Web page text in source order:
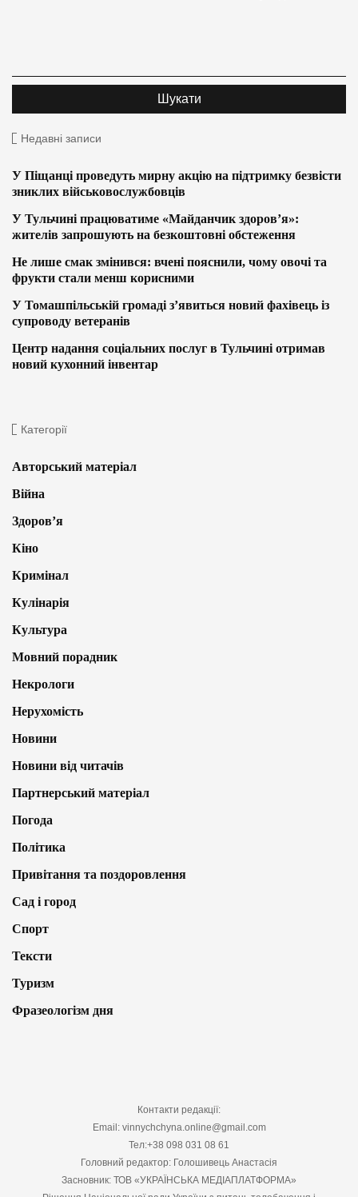
Недавні записи
У Піщанці проведуть мирну акцію на підтримку безвісти
зниклих військовослужбовців
У Тульчині працюватиме «Майданчик здоров’я»:
жителів запрошують на безкоштовні обстеження
Не лише смак змінився: вчені пояснили, чому овочі та
фрукти стали менш корисними
У Томашпільській громаді з’явиться новий фахівець із
супроводу ветеранів
Центр надання соціальних послуг в Тульчині отримав
новий кухонний інвентар
Категорії
Авторський матеріал
Війна
Здоров’я
Кіно
Кримінал
Кулінарія
Культура
Мовний порадник
Некрологи
Нерухомість
Новини
Новини від читачів
Партнерський матеріал
Погода
Політика
Привітання та поздоровлення
Сад і город
Спорт
Тексти
Туризм
Фразеологізм дня
Контакти редакції:
Email: vinnychchyna.online@gmail.com
Тел:+38 098 031 08 61
Головний редактор: Голошивець Анастасія
Засновник: ТОВ «УКРАЇНСЬКА МЕДІАПЛАТФОРМА»